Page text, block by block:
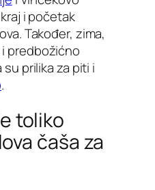
i početak
Također, zima,
predbožićno
prilika za piti i
.
toliko
čaša za